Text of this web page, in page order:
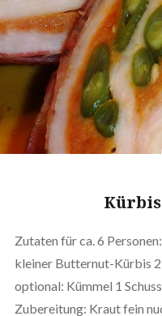
Zutaten für ca. 6
kleiner Butternut-Kürbis
optional: Kümmel 1
Zubereitung: Kraut fein